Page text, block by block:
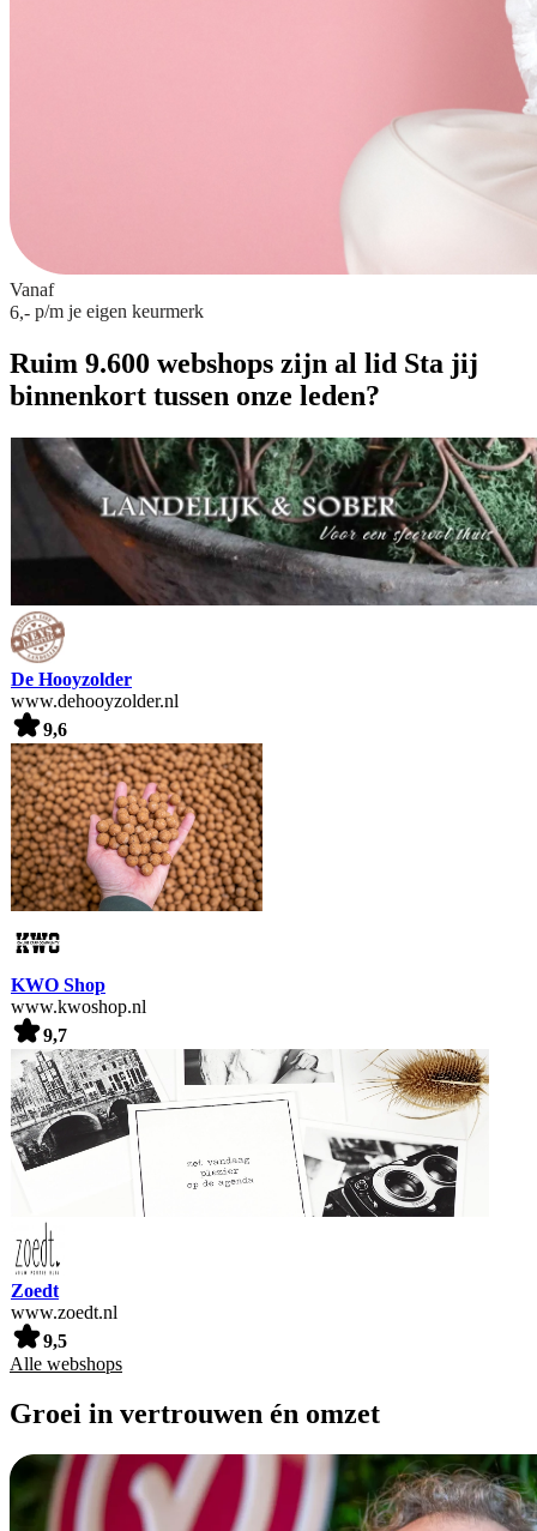
Vanaf
6,- p/m je eigen keurmerk
Ruim 9.600 webshops zijn al lid Sta jij
binnenkort tussen onze leden?
De Hooyzolder
www.dehooyzolder.nl
9,6
KWO Shop
www.kwoshop.nl
9,7
Zoedt
www.zoedt.nl
9,5
Alle webshops
Groei in vertrouwen én omzet